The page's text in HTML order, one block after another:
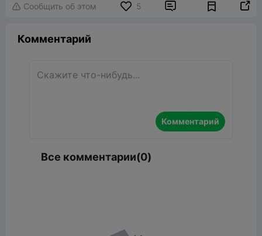
 Сообщить об этом 5  
Комментарий
Комментарий
Все комментарии(0)